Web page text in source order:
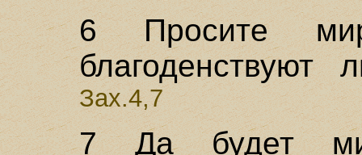
6 Просите
благоденствуют
Зах.4,7
7 Да будет